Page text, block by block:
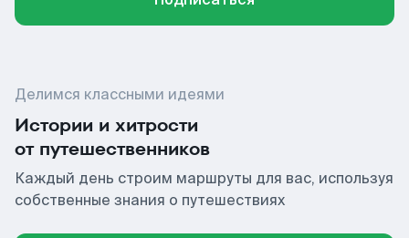
Делимся классными идеями
Истории и хитрости
от путешественников
Каждый день строим маршруты для вас, используя
собственные знания о путешествиях